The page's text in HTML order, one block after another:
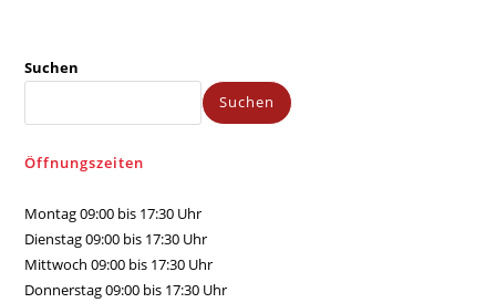
Suchen
Suchen
Öffnungszeiten
Montag 09:00 bis 17:30 Uhr
Dienstag 09:00 bis 17:30 Uhr
Mittwoch 09:00 bis 17:30 Uhr
Donnerstag 09:00 bis 17:30 Uhr